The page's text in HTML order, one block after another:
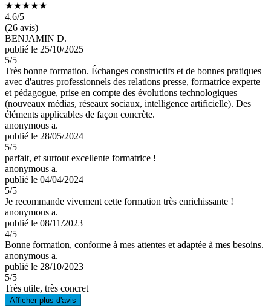
★★★★★
4.6/5
(26 avis)
BENJAMIN D.
publié le 25/10/2025
5/5
Très bonne formation. Échanges constructifs et de bonnes pratiques
avec d'autres professionnels des relations presse, formatrice experte
et pédagogue, prise en compte des évolutions technologiques
(nouveaux médias, réseaux sociaux, intelligence artificielle). Des
éléments applicables de façon concrète.
anonymous a.
publié le 28/05/2024
5/5
parfait, et surtout excellente formatrice !
anonymous a.
publié le 04/04/2024
5/5
Je recommande vivement cette formation très enrichissante !
anonymous a.
publié le 08/11/2023
4/5
Bonne formation, conforme à mes attentes et adaptée à mes besoins.
anonymous a.
publié le 28/10/2023
5/5
Très utile, très concret
Afficher plus d'avis